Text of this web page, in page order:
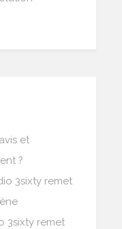
et
?
3sixty remet
3sixty remet